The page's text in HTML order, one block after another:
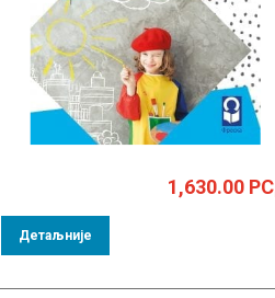
1,630.00
Детаљније